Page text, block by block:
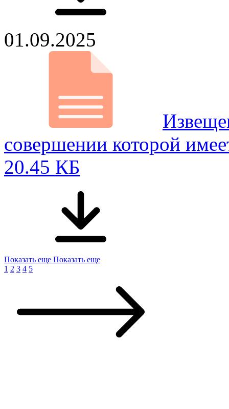
01.09.2025
совершении которой
20.45 КБ
Показать еще Показать еще
1 2 3 4 5